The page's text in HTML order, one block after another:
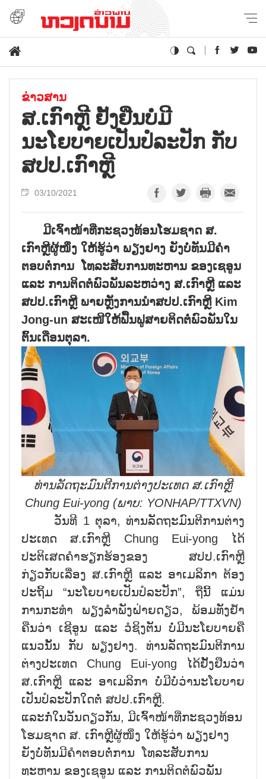
ຂ່າວສານ
ສ.ເກົາຫຼີ ຢັ້ງຢືນບໍ່ມີ
ນະໂຍບາຍເປັນປໍລະປັກ ກັບ
ສປປ.ເກົາຫຼີ
03/10/2021
ມີເຈົ້າໜ້າທີ່ກະຊວງທ້ອນໂຮມຊາດ ສ.
ເກົາຫຼີຜູ້ໜຶ່ງ ໃຫ້ຮູ້ວ່າ ພຽງຢາງ ຍັງບໍ່ທັນມີຄຳ
ຕອບຕໍ່ການ ໂທລະສັບການທະຫານ ຂອງເຊອູນ
ແລະ ການຕິດຕໍພົວພັນລະຫວ່າງ ສ.ເກົາຫຼີ ແລະ
ສປປ.ເກົາຫຼີ ພາຍຫຼັງການນຳສປປ.ເກົາຫຼີ Kim
Jong-un ສະເໜີໃຫ້ຟື້ນຟູສາຍຕິດຕໍ່ພົວພັນໃນ
ຕົ້ນເດືອນຕຸລາ.
ທ່ານລັດຖະມົນຕີການຕ່າງປະເທດ ສ.ເກົາຫຼີ
Chung Eui-yong (ພາບ: YONHAP/TTXVN)
ວັນທີ 1 ຕຸລາ, ທ່ານລັດຖະມົນຕີການຕ່າງ
ປະເທດ ສ.ເກົາຫຼີ Chung Eui-yong ໄດ້
ປະຕິເສດຄຳຮຽກຮ້ອງຂອງ ສປປ.ເກົາຫຼີ
ກ່ຽວກັບເລື່ອງ ສ.ເກົາຫຼີ ແລະ ອາເມລິກາ ຕ້ອງ
ປະຖິ້ມ “ນະໂຍບາຍເປັນປໍລະປັກ”, ຖືນີ້ ແມ່ນ
ການກະທຳ ພຽງລຳພັງຝ່າຍດຽວ, ພ້ອມທັງຢ້ຳ
ຄືນວ່າ ເຊີອູນ ແລະ ວໍຊິງຕັນ ບໍ່ມີນະໂຍບາຍຄື
ແນວນັ້ນ ກັບ ພຽງຢາງ. ທ່ານລັດຖະມົນຕີການ
ຕ່າງປະເທດ Chung Eui-yong ໄດ້ຢັ້ງຢືນວ່າ
ສ.ເກົາຫຼີ ແລະ ອາເມລິກາ ບໍ່ມີບໍ່ວ່ານະໂຍບາຍ
ເປັນປໍລະປັກໃດຕໍ່ ສປປ.ເກົາຫຼີ.
ແລະກໍ່ໃນວັນດຽວກັນ, ມີເຈົ້າໜ້າທີ່ກະຊວງທ້ອນ
ໂຮມຊາດ ສ. ເກົາຫຼີຜູ້ໜຶ່ງ ໃຫ້ຮູ້ວ່າ ພຽງຢາງ
ຍັງບໍ່ທັນມີຄຳຕອບຕໍ່ການ ໂທລະສັບການ
ທະຫານ ຂອງເຊອູນ ແລະ ການຕິດຕໍພົວພັນ